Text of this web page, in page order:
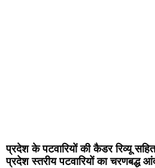
प्रदेश के पटवारियों की कैडर रिव्यू
प्रदेश स्तरीय पटवारियों का चरणबद्ध